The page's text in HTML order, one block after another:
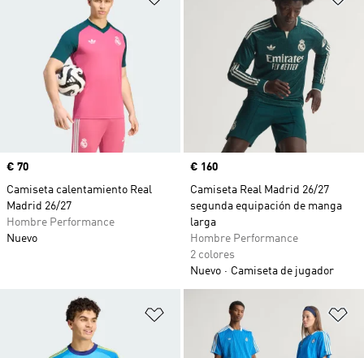
Precio
€ 70
Camiseta calentamiento Real
Madrid 26/27
Hombre Performance
Nuevo
Precio
€ 160
Camiseta Real Madrid 26/27
segunda equipación de manga
larga
Hombre Performance
2 colores
Nuevo
Camiseta de jugador
Añadir a la lista de deseos